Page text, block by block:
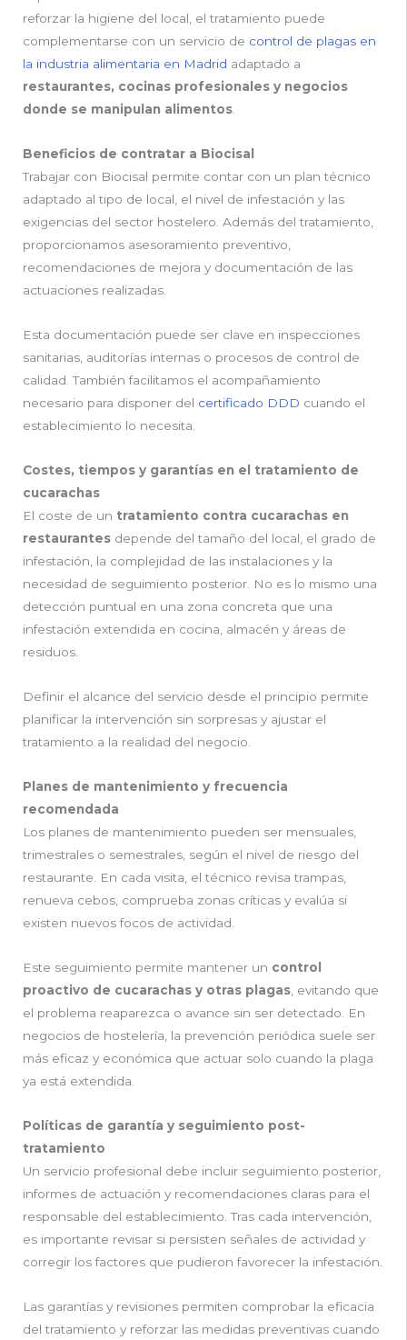
reforzar la higiene del local, el tratamiento puede
complementarse con un servicio de control de plagas en
la industria alimentaria en Madrid adaptado a
restaurantes, cocinas profesionales y negocios
donde se manipulan alimentos
Beneficios de contratar a Biocisal
Trabajar con Biocisal permite contar con un plan técnico
adaptado al tipo de local, el nivel de infestación y las
exigencias del sector hostelero. Además del tratamiento,
proporcionamos asesoramiento preventivo,
recomendaciones de mejora y documentación de las
actuaciones realizadas.
Esta documentación puede ser clave en inspecciones
sanitarias, auditorías internas o procesos de control de
calidad. También facilitamos el acompañamiento
necesario para disponer del certificado DDD cuando el
establecimiento lo necesita.
Costes, tiempos y garantías en el tratamiento de
cucarachas
El coste de un tratamiento contra cucarachas en
restaurantes depende del tamaño del local, el grado de
infestación, la complejidad de las instalaciones y la
necesidad de seguimiento posterior. No es lo mismo una
detección puntual en una zona concreta que una
infestación extendida en cocina, almacén y áreas de
residuos.
Definir el alcance del servicio desde el principio permite
planificar la intervención sin sorpresas y ajustar el
tratamiento a la realidad del negocio.
Planes de mantenimiento y frecuencia
recomendada
Los planes de mantenimiento pueden ser mensuales,
trimestrales o semestrales, según el nivel de riesgo del
restaurante. En cada visita, el técnico revisa trampas,
renueva cebos, comprueba zonas críticas y evalúa si
existen nuevos focos de actividad.
Este seguimiento permite mantener un control
proactivo de cucarachas y otras plagas , evitando que
el problema reaparezca o avance sin ser detectado. En
negocios de hostelería, la prevención periódica suele ser
más eficaz y económica que actuar solo cuando la plaga
ya está extendida.
Políticas de garantía y seguimiento post-
tratamiento
Un servicio profesional debe incluir seguimiento posterior,
informes de actuación y recomendaciones claras para el
responsable del establecimiento. Tras cada intervención,
es importante revisar si persisten señales de actividad y
corregir los factores que pudieron favorecer la infestación.
Las garantías y revisiones permiten comprobar la eficacia
del tratamiento y reforzar las medidas preventivas cuando